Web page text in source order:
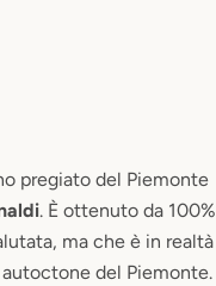
pregiato del Piemonte
. È ottenuto da 100%
ma che è in realtà
del Piemonte.